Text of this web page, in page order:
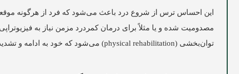
این احساس ترس از شروع درد باعث می‌شود که فرد از هرگونه
مصدومیت شده و یا مثلاً برای درمان کمردرد مزمن نیاز به
توان‌بخشی (physical rehabilitation) می‌شود که خود به ادامه و تشدید درد آن‌ها کمک خواهد کرد.